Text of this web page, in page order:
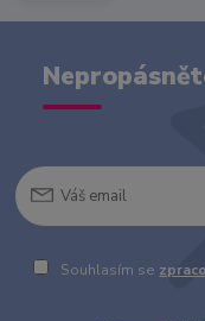
Souhlasím se